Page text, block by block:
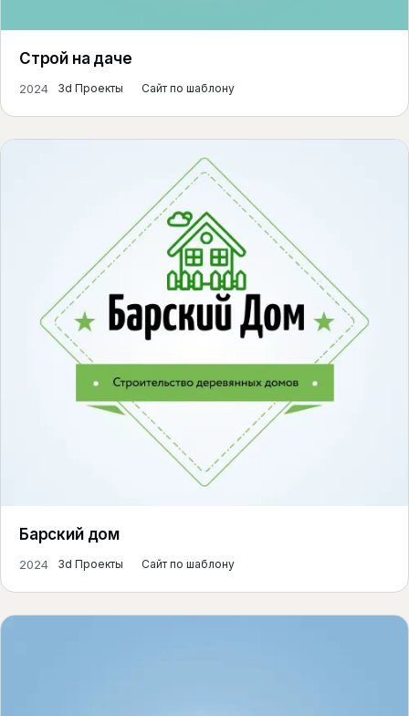
Строй на даче
2024 3d Проекты Сайт по шаблону
Барский дом
2024 3d Проекты Сайт по шаблону